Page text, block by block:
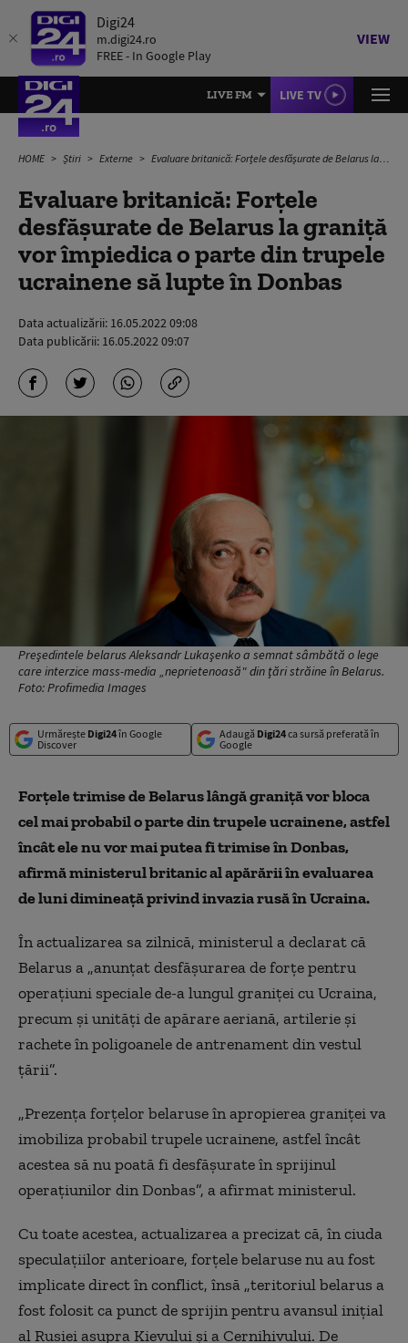
Digi24
m.digi24.ro
FREE - In Google Play
VIEW
LIVE FM LIVE TV
HOME Știri Externe Evaluare britanică: Forțele desfășurate de Belarus la graniță vor împiedica o parte din trupele ucrainene să lupte în Donbas
Evaluare britanică: Forțele
desfășurate de Belarus la graniță
vor împiedica o parte din trupele
ucrainene să lupte în Donbas
Data actualizării: 16.05.2022 09:08
Data publicării: 16.05.2022 09:07
Preşedintele belarus Aleksandr Lukaşenko a semnat sâmbătă o lege
care interzice mass-media „neprietenoasă" din ţări străine în Belarus.
Foto: Profimedia Images
Urmărește Digi24în Google
Discover
Adaugă Digi24ca sursă preferată în
Google
Forțele trimise de Belarus lângă graniță vor bloca
cel mai probabil o parte din trupele ucrainene, astfel
încât ele nu vor mai putea fi trimise în Donbas,
afirmă ministerul britanic al apărării în evaluarea
de luni dimineață privind invazia rusă în Ucraina.
În actualizarea sa zilnică, ministerul a declarat că
Belarus a „anunțat desfășurarea de forțe pentru
operațiuni speciale de-a lungul graniței cu Ucraina,
precum și unități de apărare aeriană, artilerie și
rachete în poligoanele de antrenament din vestul
țării”.
„Prezența forțelor belaruse în apropierea graniței va
imobiliza probabil trupele ucrainene, astfel încât
acestea să nu poată fi desfășurate în sprijinul
operațiunilor din Donbas”, a afirmat ministerul.
Cu toate acestea, actualizarea a precizat că, în ciuda
speculațiilor anterioare, forțele belaruse nu au fost
implicate direct în conflict, însă „teritoriul belarus a
fost folosit ca punct de sprijin pentru avansul inițial
al Rusiei asupra Kievului și a Cernihivului. De